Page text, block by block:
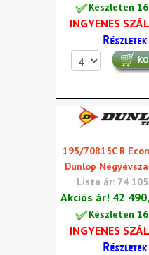
Készleten
INGYENES
195/70R15C R
Dunlop
Lista ár: 74
Akciós ár! 42
Készleten
INGYENES